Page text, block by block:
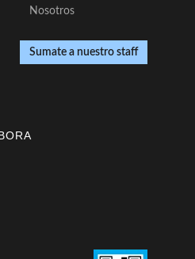
Nosotros
Sumate a nuestro staff